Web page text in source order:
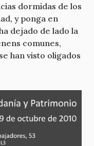
dormidas de los
y ponga en
dejado de lado la
comunes,
han visto oligados